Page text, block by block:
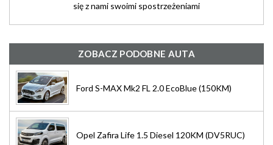
się z nami swoimi spostrzeżeniami
ZOBACZ PODOBNE AUTA
Ford S-MAX Mk2 FL 2.0 EcoBlue (150KM)
Opel Zafira Life 1.5 Diesel 120KM (DV5RUC)